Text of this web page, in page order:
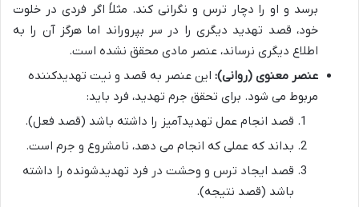
برسد و او را دچار ترس و نگرانی کند. مثلاً اگر فردی در خلوت
خود، قصد تهدید دیگری را در سر بپروراند اما هرگز آن را به
اطلاع دیگری نرساند، عنصر مادی محقق نشده است.
عنصر معنوی (روانی): این عنصر به قصد و نیت تهدیدکننده
مربوط می شود. برای تحقق جرم تهدید، فرد باید:
قصد انجام عمل تهدیدآمیز را داشته باشد (قصد فعل).
بداند که عملی که انجام می دهد، نامشروع و جرم است.
قصد ایجاد ترس و وحشت در فرد تهدیدشونده را داشته
باشد (قصد نتیجه).